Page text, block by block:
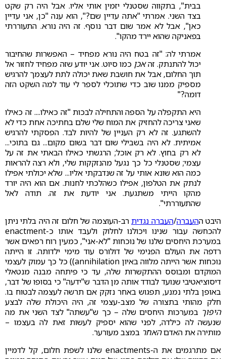
בבית", בתקווה שסטנלי יזמין אותי אליו. אבל היה רק שקט
בצד השני. אמרתי "אתה עדיין שם?", הוא ענה "כן, אני עדיין
כאן", אבל לא אמר שום דבר נוסף. זה היה נורא. התעוררתי
בפאניקה שהוא יירד מהקו".
אמרתי לה: "זה בטח היה נורא מפחיד – האפשרות שהחיבור
יכול להתנתק. זהאכן כמו סיוט. אני יודע שזה מפחיד לחזור אל
תוך החלום, אבל את חושבת שאת יכולה לתת לעצמך להרגיש
מספיק ממנו שוב כדי שתוכלי לספר לי עוד למה השקט הזה
דומה?"
היא התקפלה על הספה והתחילה לבכות "זה כאילו.... זה כאילו
שאני צריכה להחזיק את המוח שלי שלם בחתיכה אחת כדי לא
להשתגע. זה לא רק העניין של להיות לבד. הפסקתי להרגיש
אמיתית. לא היה בשבילי שום דבר בשום מקום... גם בתוכי...
לא רק בחוץ. לא רק אוכל; הרגשתי כאילו הבאתי את זה על
עצמי; שסטנלי כל כך נגעל מהנזקקות שלי, ולא רצה להראות
כמה הוא שונא אותי על זה שנדבקתי אליו... שלא יכולתי אפילו
לנתק את הטלפון, אפילו כשהלכתי לחנות. אם הוא היה יורד
מהקו הייתי משתגעת. אני יודעת את זה. תודה לאל
שהתעוררתי".
היבט ההעברה/העברה נגדית רב-העוצמה של חלום זה היה בלתי ניתן
להכחשה עבור שנינו ויכולנו לחלוק ולעבד אותו כ-enactment
במערכת היחסים שלנו של נוכחות "לא-אני", כמעין רוח רפאים אשר
רדפה את העולם הפנימי של דולורס עוד מימי ילדותה. זו הייתה
נוכחות אשר הייתה מלווה באיון annihilation)) כל כך עמוק לעצמי
המוקדם ומבוסס ההתקשרות שלה, עד כי פיתחה מבנה מנטאלי
דיסוציאטיבי שנועד לבודד אותה מן הדבר ש"ידעה" כי בסופו של דבר,
באופן בלתי נמנע, תפגוש באחר נזקק אם תרשה לעצמה לבטוח בו.
חלק מהותי בתצורה של מצב-עצמי זה, היה היכולת שלה לבצע
היפוך במערכות היחסים שלה – כך ש"עשתה" לצד השני את מה
שנעשה לה כילדה, לפני שהוא יספיק לעשות זאת לה בעצמו –
מותירה את האדםהאחר במצב מעורער.
אם מתרגמים את ה-enactments שלנו לשפת חלום, קל לדמיין